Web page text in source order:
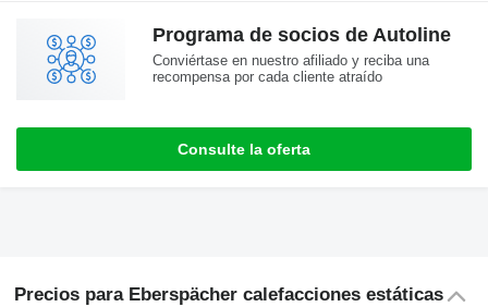
Programa de socios de Autoline
Conviértase en nuestro afiliado y reciba una
recompensa por cada cliente atraído
Consulte la oferta
Precios para Eberspächer calefacciones estáticas